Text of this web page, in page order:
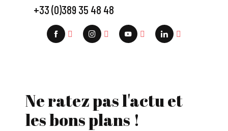
+33 (0)389 35 48 48
Ne ratez pas l'actu et
les bons plans !